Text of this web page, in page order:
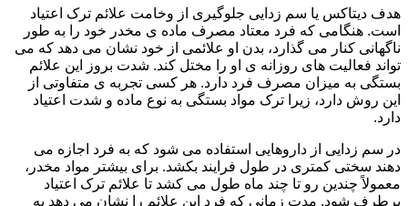
هدف دیتاکس یا سم زدایی جلوگیری از وخامت علائم ترک اعتیاد
است. هنگامی که فرد معتاد مصرف ماده ی مخدر خود را به طور
ناگهانی کنار می گذارد، بدن او علائمی از خود نشان می دهد که می
تواند فعالیت های روزانه ی او را مختل کند. شدت بروز این علائم
بستگی به میزان مصرف فرد دارد. هر کسی تجربه ی متفاوتی از
این روش دارد، زیرا ترک مواد بستگی به نوع ماده و شدت اعتیاد
دارد.
در سم زدایی از داروهایی استفاده می شود که به فرد اجازه می
دهند سختی کمتری در طول فرایند بکشد. برای بیشتر مواد مخدر،
معمولاً چندین رو تا چند ماه طول می کشد تا علائم ترک اعتیاد
برطرف شود. مدت زمانی که فرد این علائم را نشان می دهد به